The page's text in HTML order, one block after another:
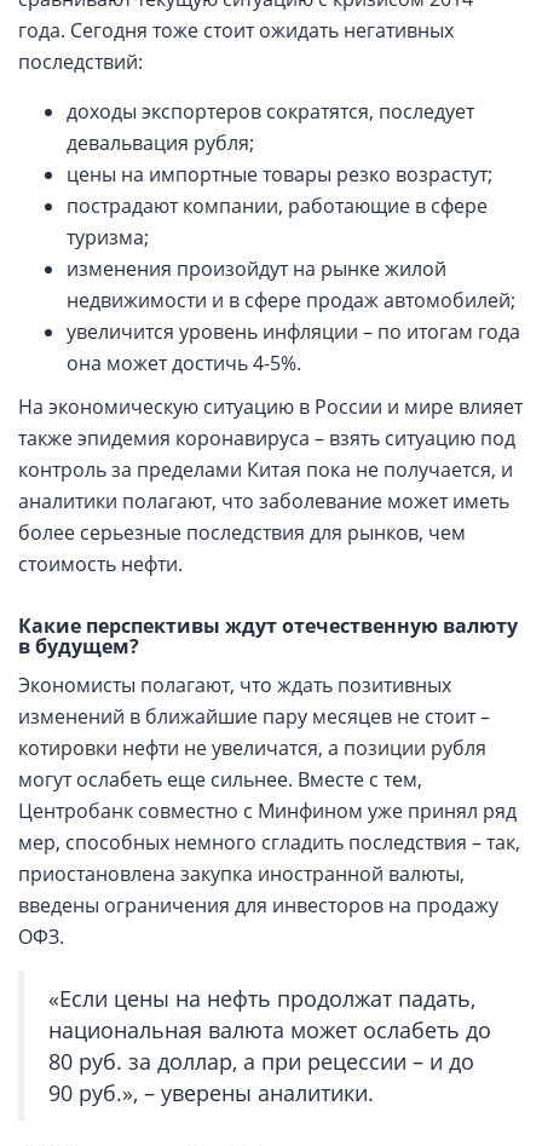
года. Сегодня тоже стоит ожидать негативных
последствий:
доходы экспортеров сократятся, последует
девальвация рубля;
цены на импортные товары резко возрастут;
пострадают компании, работающие в сфере
туризма;
изменения произойдут на рынке жилой
недвижимости и в сфере продаж автомобилей;
увеличится уровень инфляции – по итогам года
она может достичь 4-5%.
На экономическую ситуацию в России и мире влияет
также эпидемия коронавируса – взять ситуацию под
контроль за пределами Китая пока не получается, и
аналитики полагают, что заболевание может иметь
более серьезные последствия для рынков, чем
стоимость нефти.
Какие перспективы ждут отечественную валюту
в будущем?
Экономисты полагают, что ждать позитивных
изменений в ближайшие пару месяцев не стоит –
котировки нефти не увеличатся, а позиции рубля
могут ослабеть еще сильнее. Вместе с тем,
Центробанк совместно с Минфином уже принял ряд
мер, способных немного сгладить последствия – так,
приостановлена закупка иностранной валюты,
введены ограничения для инвесторов на продажу
ОФЗ.
«Если цены на нефть продолжат падать,
национальная валюта может ослабеть до
80 руб. за доллар, а при рецессии – и до
90 руб.», – уверены аналитики.